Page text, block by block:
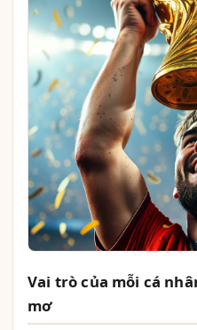
Vai trò của mỗi cá
mơ